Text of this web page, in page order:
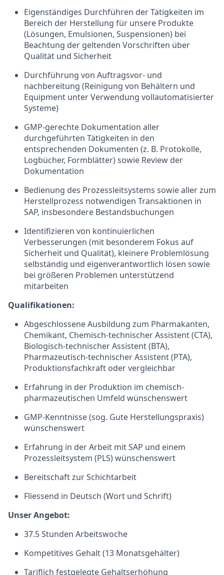
Eigenständiges Durchführen der Tätigkeiten im
Bereich der Herstellung für unsere Produkte
(Lösungen, Emulsionen, Suspensionen) bei
Beachtung der geltenden Vorschriften über
Qualität und Sicherheit
Durchführung von Auftragsvor- und
nachbereitung (Reinigung von Behältern und
Equipment unter Verwendung vollautomatisierter
Systeme)
GMP-gerechte Dokumentation aller
durchgeführten Tätigkeiten in den
entsprechenden Dokumenten (z. B. Protokolle,
Logbücher, Formblätter) sowie Review der
Dokumentation
Bedienung des Prozessleitsystems sowie aller zum
Herstellprozess notwendigen Transaktionen in
SAP, insbesondere Bestandsbuchungen
Identifizieren von kontinuierlichen
Verbesserungen (mit besonderem Fokus auf
Sicherheit und Qualität), kleinere Problemlösung
selbständig und eigenverantwortlich lösen sowie
bei größeren Problemen unterstützend
mitarbeiten
Qualifikationen:
Abgeschlossene Ausbildung zum Pharmakanten,
Chemikant, Chemisch-technischer Assistent (CTA),
Biologisch-technischer Assistent (BTA),
Pharmazeutisch-technischer Assistent (PTA),
Produktionsfachkraft oder vergleichbar
Erfahrung in der Produktion im chemisch-
pharmazeutischen Umfeld wünschenswert
GMP-Kenntnisse (sog. Gute Herstellungspraxis)
wünschenswert
Erfahrung in der Arbeit mit SAP und einem
Prozessleitsystem (PLS) wünschenswert
Bereitschaft zur Schichtarbeit
Fliessend in Deutsch (Wort und Schrift)
Unser Angebot:
37.5 Stunden Arbeitswoche
Kompetitives Gehalt (13 Monatsgehälter)
Tariflich festgelegte Gehaltserhöhung